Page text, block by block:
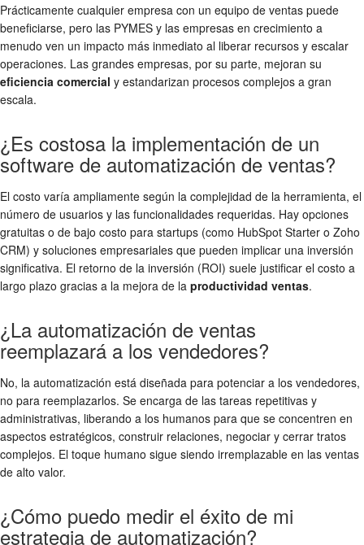
Prácticamente cualquier empresa con un equipo de ventas puede
beneficiarse, pero las PYMES y las empresas en crecimiento a
menudo ven un impacto más inmediato al liberar recursos y escalar
operaciones. Las grandes empresas, por su parte, mejoran su
eficiencia comercial y estandarizan procesos complejos a gran
escala.
¿Es costosa la implementación de un
software de automatización de ventas?
El costo varía ampliamente según la complejidad de la herramienta, el
número de usuarios y las funcionalidades requeridas. Hay opciones
gratuitas o de bajo costo para startups (como HubSpot Starter o Zoho
CRM) y soluciones empresariales que pueden implicar una inversión
significativa. El retorno de la inversión (ROI) suele justificar el costo a
largo plazo gracias a la mejora de la productividad ventas.
¿La automatización de ventas
reemplazará a los vendedores?
No, la automatización está diseñada para potenciar a los vendedores,
no para reemplazarlos. Se encarga de las tareas repetitivas y
administrativas, liberando a los humanos para que se concentren en
aspectos estratégicos, construir relaciones, negociar y cerrar tratos
complejos. El toque humano sigue siendo irremplazable en las ventas
de alto valor.
¿Cómo puedo medir el éxito de mi
estrategia de automatización?